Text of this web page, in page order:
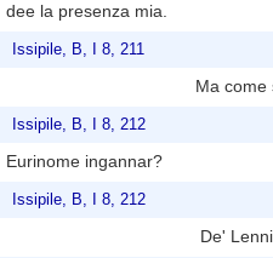
dee la presenza mia.
Issipile, B, I 8, 211
Ma come
Issipile, B, I 8, 212
Eurinome ingannar?
Issipile, B, I 8, 212
De' Lenni